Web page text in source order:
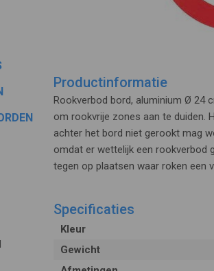
Productinformatie
Rookverbod bord, aluminium Ø 24
om rookvrije zones aan te duiden.
achter het bord niet gerookt mag
omdat er wettelijk een rookverbod
tegen op plaatsen waar roken een
Specificaties
Kleur
Gewicht